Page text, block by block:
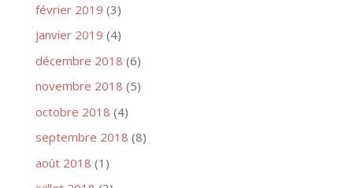
février 2019 (3)
janvier 2019 (4)
décembre 2018 (6)
novembre 2018 (5)
octobre 2018 (4)
septembre 2018 (8)
août 2018 (1)